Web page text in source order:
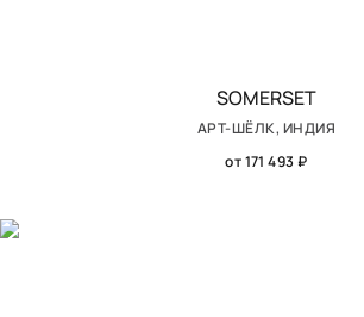
SOMERSET
АРТ-ШЁЛК, ИНДИЯ
от 171 493 ₽